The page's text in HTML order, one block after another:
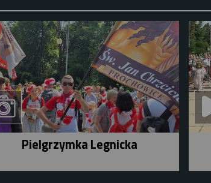
Pielgrzymka Legnicka